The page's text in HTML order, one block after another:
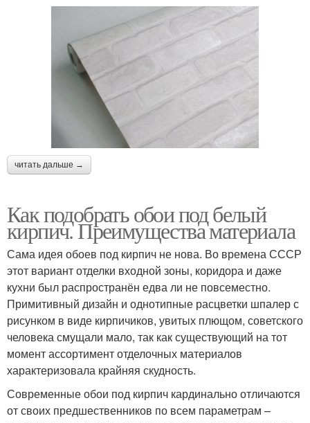
читать дальше →
Как подобрать обои под белый
кирпич. Преимущества материала
Сама идея обоев под кирпич не нова. Во времена СССР
этот вариант отделки входной зоны, коридора и даже
кухни был распространён едва ли не повсеместно.
Примитивный дизайн и однотипные расцветки шпалер с
рисунком в виде кирпичиков, увитых плющом, советского
человека смущали мало, так как существующий на тот
момент ассортимент отделочных материалов
характеризовала крайняя скудность.
Современные обои под кирпич кардинально отличаются
от своих предшественников по всем параметрам –